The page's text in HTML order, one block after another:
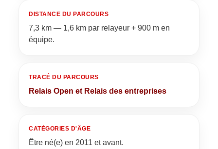
DISTANCE DU PARCOURS
7,3 km — 1,6 km par relayeur + 900 m en
équipe.
TRACÉ DU PARCOURS
Relais Open et Relais des entreprises
CATÉGORIES D'ÂGE
Être né(e) en 2011 et avant.